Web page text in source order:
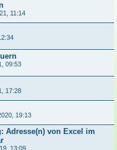
11:14
09:53
17:28
19:13
Adresse(n) von Excel im
13:09